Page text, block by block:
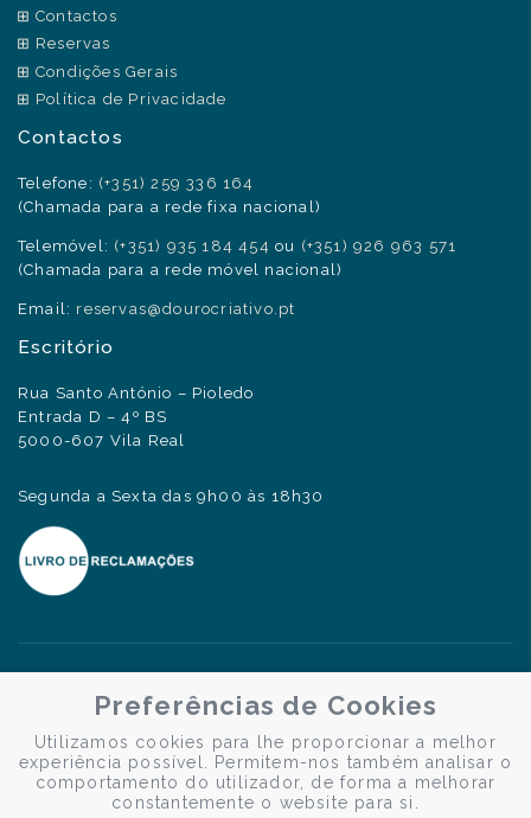
Contactos
Reservas
Condições Gerais
Política de Privacidade
Contactos
Telefone: (+351) 259 336 164
(Chamada para a rede fixa nacional)
Telemóvel: (+351) 935 184 454 ou (+351) 926 963 571
(Chamada para a rede móvel nacional)
Email: reservas@dourocriativo.pt
Escritório
Rua Santo António – Pioledo
Entrada D – 4º BS
5000-607 Vila Real
Segunda a Sexta das 9h00 às 18h30
Preferências de Cookies
Utilizamos cookies para lhe proporcionar a melhor
experiência possível. Permitem-nos também analisar o
comportamento do utilizador, de forma a melhorar
constantemente o website para si.